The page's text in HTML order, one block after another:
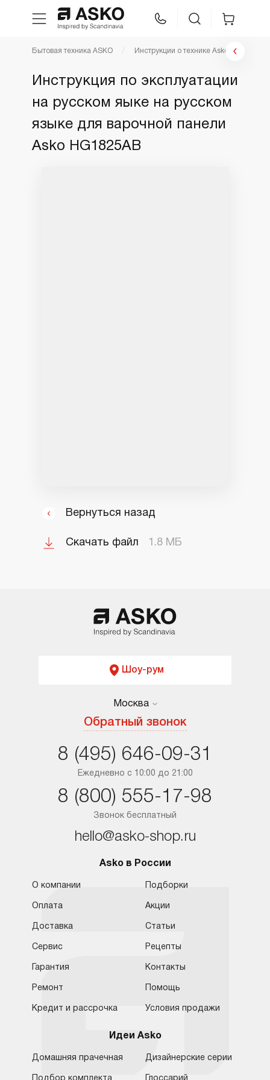
Техника для кухни
Уход за бельем
Бытовая техника ASKO Инструкции о технике Asko
Инструкция по эксплуатации
на русском яыке на русском
языке для варочной панели
Asko HG1825AB
Вернуться назад
Скачать файл 1.8 МБ
Шоу-рум
Москва
Обратный звонок
Москва
Ростов-на-Дону
Ежедневно с 10:00 до 21:00
8 (495) 646-09-31
Звонок бесплатный
8 (800) 555-17-98
hello@asko-shop.ru
Asko в России
О компании
Оплата
Доставка
Сервис
Гарантия
Ремонт
Кредит и рассрочка
Подборки
Акции
Статьи
Рецепты
Контакты
Помощь
Условия продажи
Идеи Asko
Домашняя прачечная Дизайнерские серии